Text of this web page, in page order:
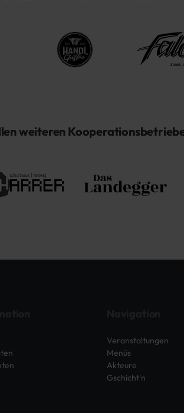
weiteren
Veranstaltungen
Menüs
Akteure
Gschicht'n